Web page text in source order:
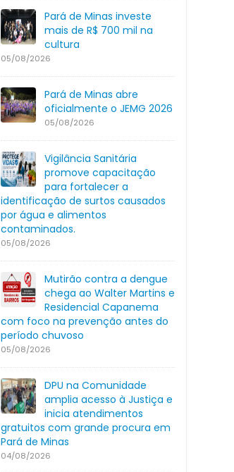
Pará de Minas investe
mais de R$ 700 mil na
cultura
05/08/2026
Pará de Minas abre
oficialmente o JEMG 2026
05/08/2026
Vigilância Sanitária
promove capacitação
para fortalecer a
identificação de surtos causados
por água e alimentos
contaminados.
05/08/2026
Mutirão contra a dengue
chega ao Walter Martins e
Residencial Capanema
com foco na prevenção antes do
período chuvoso
05/08/2026
DPU na Comunidade
amplia acesso à Justiça e
inicia atendimentos
gratuitos com grande procura em
Pará de Minas
04/08/2026